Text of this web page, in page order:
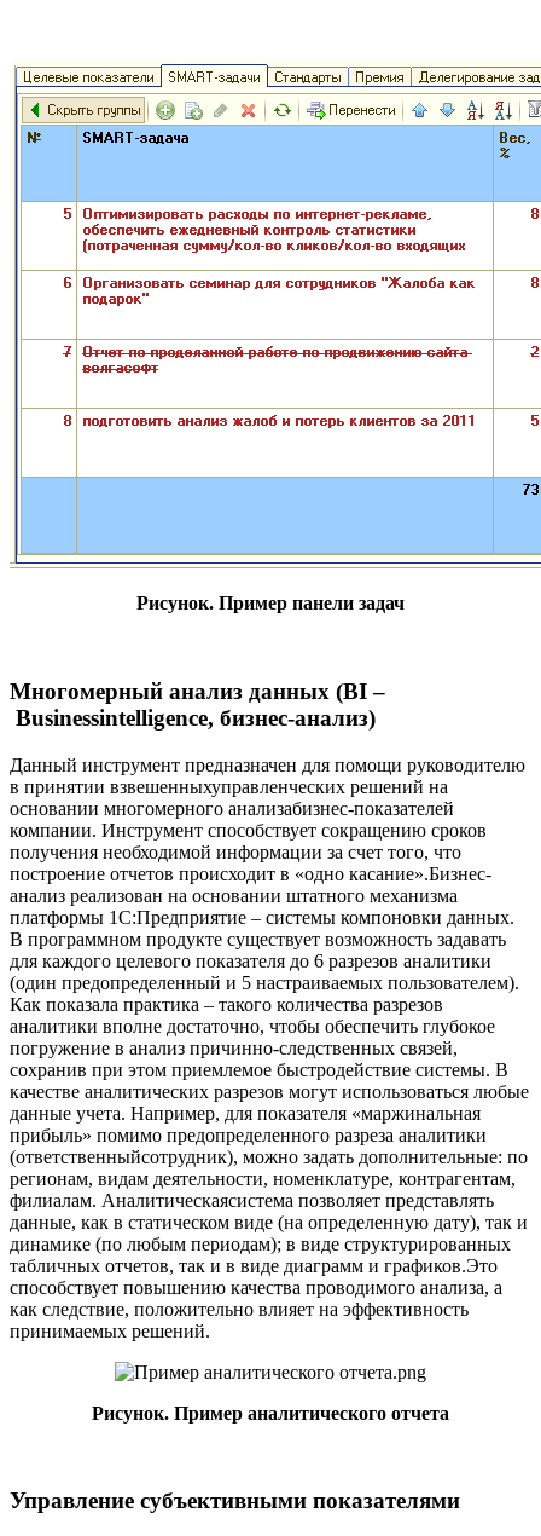
Рисунок. Пример панели задач
Многомерный анализ данных (BI –
Businessintelligence, бизнес-анализ)
Данный инструмент предназначен для помощи руководителю
в принятии взвешенныхуправленческих решений на
основании многомерного анализабизнес-показателей
компании. Инструмент способствует сокращению сроков
получения необходимой информации за счет того, что
построение отчетов происходит в «одно касание».Бизнес-
анализ реализован на основании штатного механизма
платформы 1С:Предприятие – системы компоновки данных.
В программном продукте существует возможность задавать
для каждого целевого показателя до 6 разрезов аналитики
(один предопределенный и 5 настраиваемых пользователем).
Как показала практика – такого количества разрезов
аналитики вполне достаточно, чтобы обеспечить глубокое
погружение в анализ причинно-следственных связей,
сохранив при этом приемлемое быстродействие системы. В
качестве аналитических разрезов могут использоваться любые
данные учета. Например, для показателя «маржинальная
прибыль» помимо предопределенного разреза аналитики
(ответственныйсотрудник), можно задать дополнительные: по
регионам, видам деятельности, номенклатуре, контрагентам,
филиалам. Аналитическаясистема позволяет представлять
данные, как в статическом виде (на определенную дату), так и
динамике (по любым периодам); в виде структурированных
табличных отчетов, так и в виде диаграмм и графиков.Это
способствует повышению качества проводимого анализа, а
как следствие, положительно влияет на эффективность
принимаемых решений.
Рисунок. Пример аналитического отчета
Управление субъективными показателями